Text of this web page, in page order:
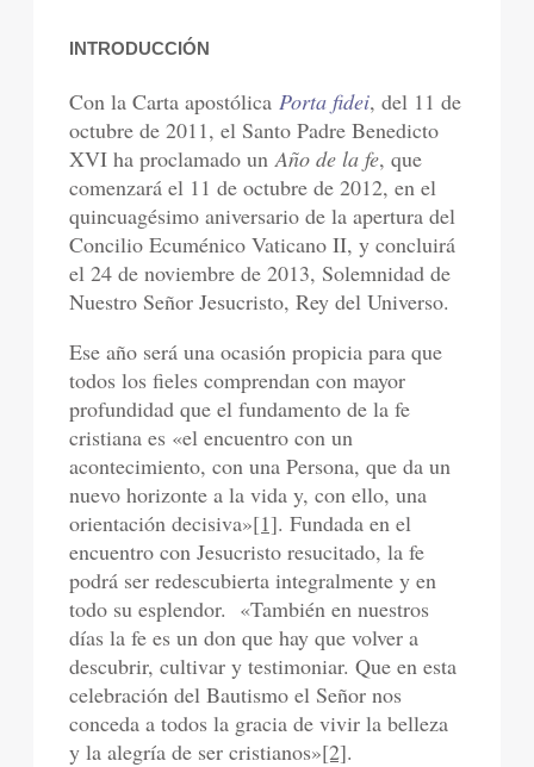
INTRODUCCIÓN
Con la Carta apostólicaPorta fidei, del 11 de
octubre de 2011, el Santo Padre Benedicto
XVI ha proclamado unAño de la fe, que
comenzará el 11 de octubre de 2012, en el
quincuagésimo aniversario de la apertura del
Concilio Ecuménico Vaticano II, y concluirá
el 24 de noviembre de 2013, Solemnidad de
Nuestro Señor Jesucristo, Rey del Universo.
Ese año será una ocasión propicia para que
todos los fieles comprendan con mayor
profundidad que el fundamento de la fe
cristiana es «el encuentro con un
acontecimiento, con una Persona, que da un
nuevo horizonte a la vida y, con ello, una
orientación decisiva»[1]. Fundada en el
encuentro con Jesucristo resucitado, la fe
podrá ser redescubierta integralmente y en
todo su esplendor. «También en nuestros
días la fe es un don que hay que volver a
descubrir, cultivar y testimoniar. Que en esta
celebración del Bautismo el Señor nos
conceda a todos la gracia de vivir la belleza
y la alegría de ser cristianos»[2].